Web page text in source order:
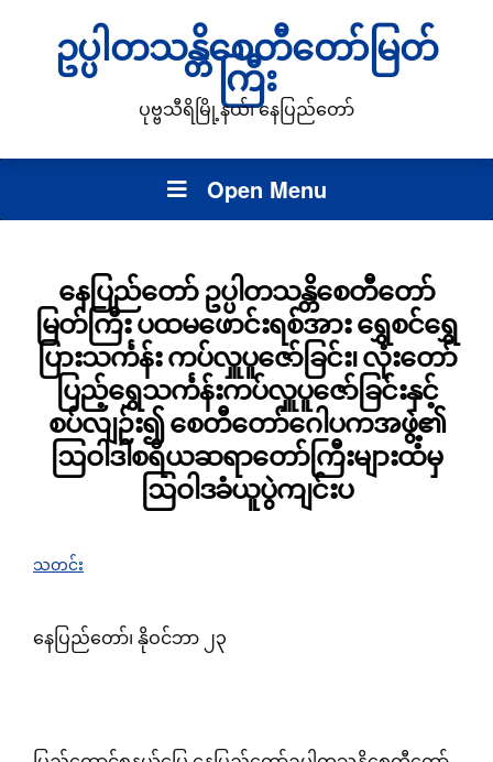
ဥပ္ပါတသန္တိစေတီတော်မြတ်
ကြီး
ပုဗ္ဗသီရိမြို့နယ်၊ နေပြည်တော်
Open Menu
နေပြည်တော် ဥပ္ပါတသန္တိစေတီတော်
မြတ်ကြီး ပထမဖောင်းရစ်အား ရွှေစင်ရွှေ
ပြားသင်္ကန်း ကပ်လှူပူဇော်ခြင်း၊ လုံးတော်
ပြည့်ရွှေသင်္ကန်းကပ်လှူပူဇော်ခြင်းနှင့်
စပ်လျဉ်း၍ စေတီတော်ဂေါပကအဖွဲ့၏
ဩဝါဒါစရိယဆရာတော်ကြီးများထံမှ
ဩဝါဒခံယူပွဲကျင်းပ
သတင်း
နေပြည်တော်၊ နိုဝင်ဘာ ၂၃